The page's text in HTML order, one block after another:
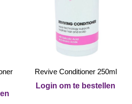
Revive Conditioner 250ml
Login om te bestellen